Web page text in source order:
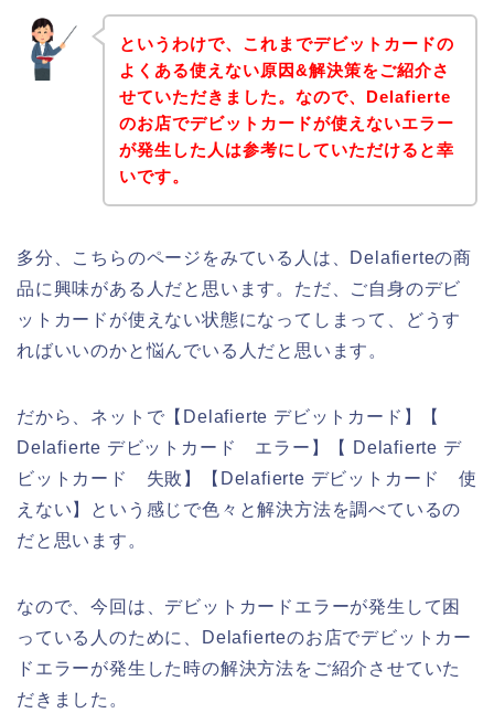
というわけで、これまでデビットカードの
よくある使えない原因&解決策をご紹介さ
せていただきました。なので、Delafierte
のお店でデビットカードが使えないエラー
が発生した人は参考にしていただけると幸
いです。
多分、こちらのページをみている人は、Delafierteの商
品に興味がある人だと思います。ただ、ご自身のデビ
ットカードが使えない状態になってしまって、どうす
ればいいのかと悩んでいる人だと思います。
だから、ネットで【Delafierte デビットカード】【
Delafierte デビットカード エラー】【 Delafierte デ
ビットカード 失敗】【Delafierte デビットカード 使
えない】という感じで色々と解決方法を調べているの
だと思います。
なので、今回は、デビットカードエラーが発生して困
っている人のために、Delafierteのお店でデビットカー
ドエラーが発生した時の解決方法をご紹介させていた
だきました。